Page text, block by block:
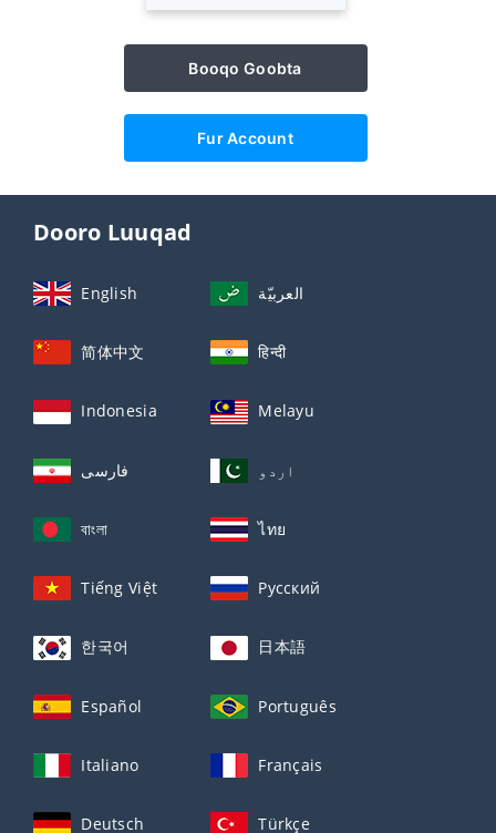
Booqo Goobta
Fur Account
Dooro Luuqad
English العربيّة
简体中文 हिन्दी
Indonesia Melayu
فارسی اردو
বাংলা ไทย
Tiếng Việt Русский
한국어 日本語
Español Português
Italiano Français
Deutsch Türkçe